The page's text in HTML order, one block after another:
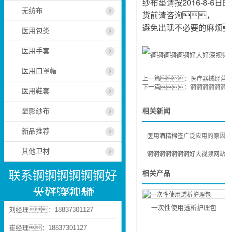
货前请咨询，
避免出现不必要的麻
上一篇：
医疗器械
下一篇： 锕锕锕锕锕
相关新闻
医用酒精棉签广泛应用的原
锕锕锕锕锕锕锕好大视频网站棉和化
相关产品
一次性使用透析护理包
无纺布
医用包类
医用手套
医用口罩帽
医用鞋套
显影纱布
新品推荐
其他卫材
联系锕锕锕锕锕锕好
大好深视频
CONTACT US
刘经理：18837301127
崔经理：18837301127